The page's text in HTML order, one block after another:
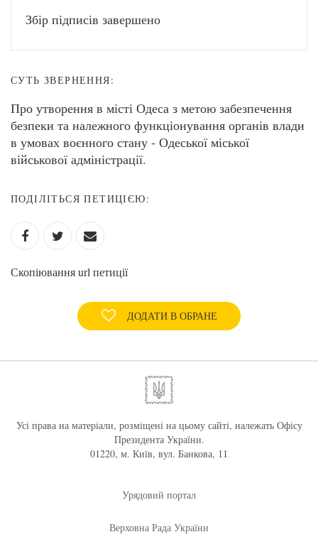
Збір підписів завершено
СУТЬ ЗВЕРНЕННЯ:
Про утворення в місті Одеса з метою забезпечення
безпеки та належного функціонування органів влади
в умовах воєнного стану - Одеської міської
військової адміністрації.
ПОДІЛІТЬСЯ ПЕТИЦІЄЮ:
Скопіювання url петиції
ДОДАТИ В ОБРАНЕ
Усі права на матеріали, розміщені на цьому сайті, належать Офісу
Президента України.
01220, м. Київ, вул. Банкова, 11
Урядовий портал
Верховна Рада України